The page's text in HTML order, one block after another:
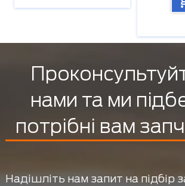
нами та ми
потрібні вам
Надішліть нам запит на підбір